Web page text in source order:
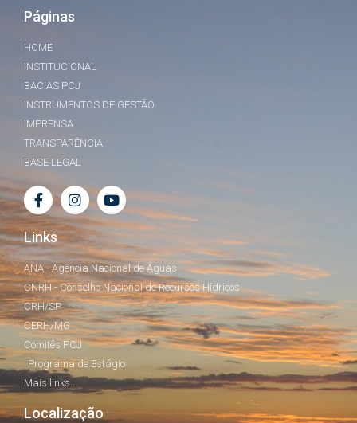
Páginas
HOME
INSTITUCIONAL
BACIAS PCJ
INSTRUMENTOS DE GESTÃO
IMPRENSA
TRANSPARÊNCIA
BASE LEGAL
Links
ANA - Agência Nacional de Águas
CNRH - Conselho Nacional de Recursos Hídricos
CRH/SP
CERH/MG
Comitês PCJ
Programa de Estágio
Mais links...
Localização